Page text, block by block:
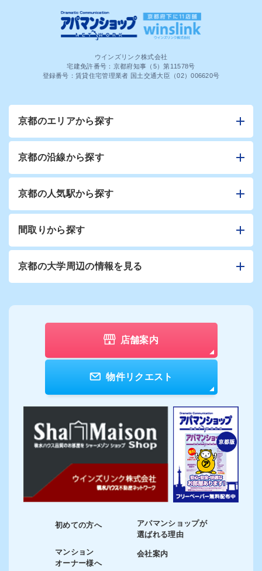
ウインズリンク株式会社
宅建免許番号：京都府知事（5）第11578号
登録番号：賃貸住宅管理業者 国土交通大臣（02）006620号
京都のエリアから探す
京都の沿線から探す
京都の人気駅から探す
間取りから探す
京都の大学周辺の情報を見る
店舗案内
物件リクエスト
初めての方へ
マンション
オーナー様へ
アパマンショップが
選ばれる理由
会社案内